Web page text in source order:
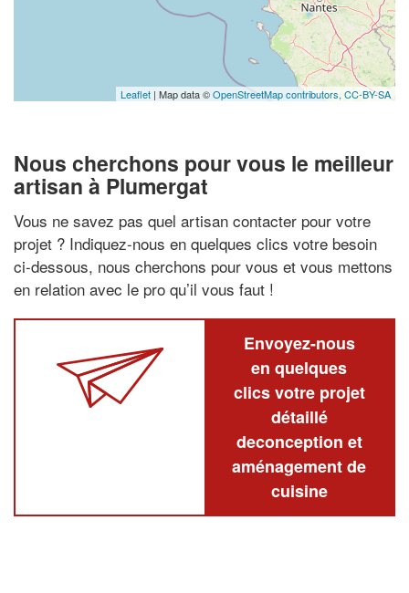
Leaflet | Map data ©OpenStreetMap contributors, CC-BY-SA
Nous cherchons pour vous le meilleur
artisan à Plumergat
Vous ne savez pas quel artisan contacter pour votre
projet ? Indiquez-nous en quelques clics votre besoin
ci-dessous, nous cherchons pour vous et vous mettons
en relation avec le pro qu’il vous faut !
Envoyez-nous
en quelques
clics votre projet
détaillé
deconception et
aménagement de
cuisine